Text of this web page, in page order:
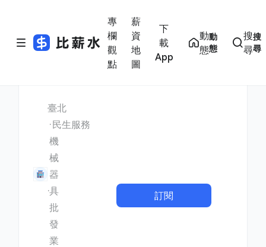
專
欄
觀
點
薪
資
地
圖
下
載
App
動
態
動
態
搜
尋
搜
尋
臺北
民生服務
機
械
器
具
批
發
業
訂閱